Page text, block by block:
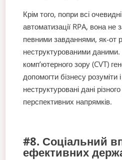
Крім того, попри всі
автоматизації RPA, вона
певними завданнями, як-от
неструктурованими
комп’ютерного зору (CVT)
допомогти бізнесу розуміти
неструктуровані дані
перспективних напрямків.
#8. Соціальний
ефективних